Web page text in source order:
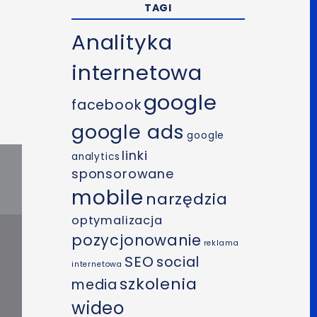
TAGI
Analityka
internetowa
facebookgoogle
google ads google
analytics linki
sponsorowane
mobile narzędzia
optymalizacja
pozycjonowanie reklama
internetowa SEO social
media szkolenia
wideo